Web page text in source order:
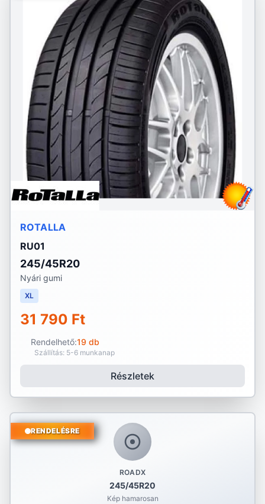
ROTALLA
RU01
245/45R20
Nyári gumi
XL
31 790 Ft
Rendelhető:19 db
Szállítás: 5-6 munkanap
Részletek
ROADX
245/45R20
Kép hamarosan
RENDELÉSRE